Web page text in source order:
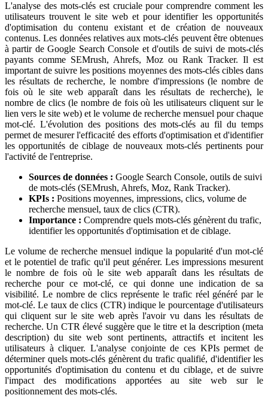
L'analyse des mots-clés est cruciale pour comprendre comment les
utilisateurs trouvent le site web et pour identifier les opportunités
d'optimisation du contenu existant et de création de nouveaux
contenus. Les données relatives aux mots-clés peuvent être obtenues
à partir de Google Search Console et d'outils de suivi de mots-clés
payants comme SEMrush, Ahrefs, Moz ou Rank Tracker. Il est
important de suivre les positions moyennes des mots-clés cibles dans
les résultats de recherche, le nombre d'impressions (le nombre de
fois où le site web apparaît dans les résultats de recherche), le
nombre de clics (le nombre de fois où les utilisateurs cliquent sur le
lien vers le site web) et le volume de recherche mensuel pour chaque
mot-clé. L'évolution des positions des mots-clés au fil du temps
permet de mesurer l'efficacité des efforts d'optimisation et d'identifier
les opportunités de ciblage de nouveaux mots-clés pertinents pour
l'activité de l'entreprise.
Sources de données : Google Search Console, outils de suivi
de mots-clés (SEMrush, Ahrefs, Moz, Rank Tracker).
KPIs : Positions moyennes, impressions, clics, volume de
recherche mensuel, taux de clics (CTR).
Importance : Comprendre quels mots-clés génèrent du trafic,
identifier les opportunités d'optimisation et de ciblage.
Le volume de recherche mensuel indique la popularité d'un mot-clé
et le potentiel de trafic qu'il peut générer. Les impressions mesurent
le nombre de fois où le site web apparaît dans les résultats de
recherche pour ce mot-clé, ce qui donne une indication de sa
visibilité. Le nombre de clics représente le trafic réel généré par le
mot-clé. Le taux de clics (CTR) indique le pourcentage d'utilisateurs
qui cliquent sur le site web après l'avoir vu dans les résultats de
recherche. Un CTR élevé suggère que le titre et la description (meta
description) du site web sont pertinents, attractifs et incitent les
utilisateurs à cliquer. L'analyse conjointe de ces KPIs permet de
déterminer quels mots-clés génèrent du trafic qualifié, d'identifier les
opportunités d'optimisation du contenu et du ciblage, et de suivre
l'impact des modifications apportées au site web sur le
positionnement des mots-clés.